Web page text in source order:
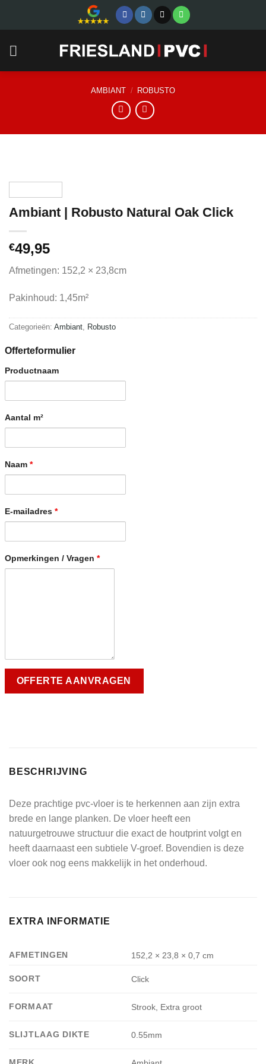
AMBIANT / ROBUSTO
Ambiant | Robusto Natural Oak Click
€49,95
Afmetingen: 152,2 × 23,8cm
Pakinhoud: 1,45m²
Categorieën: Ambiant Robusto
Offerteformulier
Productnaam
Aantal m²
Naam *
E-mailadres *
Opmerkingen / Vragen *
BESCHRIJVING
Deze prachtige pvc-vloer is te herkennen aan zijn extra
brede en lange planken. De vloer heeft een
natuurgetrouwe structuur die exact de houtprint volgt en
heeft daarnaast een subtiele V-groef. Bovendien is deze
vloer ook nog eens makkelijk in het onderhoud.
EXTRA INFORMATIE
AFMETINGEN 152,2 × 23,8 × 0,7 cm
SOORT Click
FORMAAT Strook, Extra groot
SLIJTLAAG DIKTE 0.55mm